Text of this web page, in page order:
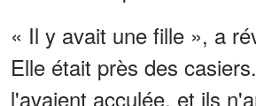
« Il y avait une fille », a
Elle était près des
l'avaient acculée, et ils